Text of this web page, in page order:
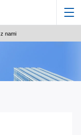
nami